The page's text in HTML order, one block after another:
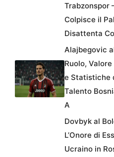
Trabzonspor
Colpisce il
Disattenta
Alajbegovic
Ruolo,
e Statistiche
Talento
A
Dovbyk al
L’Onore di
Ucraino in